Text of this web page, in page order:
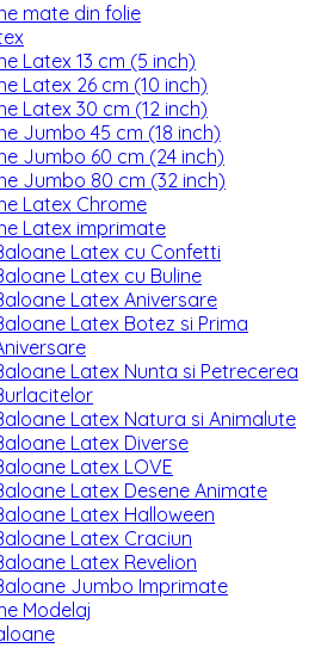
mate din folie
Latex 13 cm (5 inch)
Latex 26 cm (10 inch)
Latex 30 cm (12 inch)
Jumbo 45 cm (18 inch)
Jumbo 60 cm (24 inch)
Jumbo 80 cm (32 inch)
Latex Chrome
Latex imprimate
Latex cu Confetti
Latex cu Buline
Latex Aniversare
Latex Botez si Prima
Latex Nunta si Petrecerea
Latex Natura si Animalute
Latex Diverse
Latex LOVE
Latex Desene Animate
Latex Halloween
Latex Craciun
Latex Revelion
Jumbo Imprimate
Modelaj